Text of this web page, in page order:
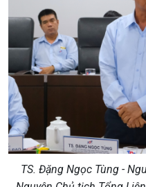
TS. Đặng Ngọc Tùng -